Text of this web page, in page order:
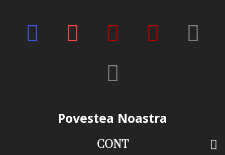
Povestea Noastra
CONT